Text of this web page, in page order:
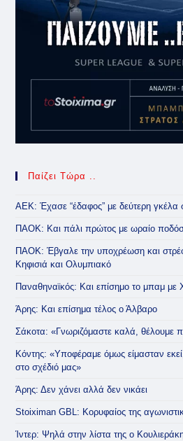
Παίζει Τώρα ..
ΑΕΚ: Έχασε “έδαφος” με δεύτερη γκέλα
ΠΑΟΚ: Και πάλι πρώτος με ωραίο
ΠΑΟΚ: Έβγαλε την υποχρέωση και
Κηφισιά και Ολυμπιακό
Παναθηναϊκός: Και επίσημο το μπαμ με
Άρης: Και επίσημα τέλος ο Άλβαρο
Σάκοτα: «Γνωριζόμαστε καλά, θέλουμε
Κόντης: «Υποφέραμε όμως είμασταν
στο σχέδιό μας»
Άρης: Δεν χάνει αλλά δεν νικάει
Stoiximan GBL: Κορυφαίος της
Ίντερ: Ψηλά στην λίστα της ο